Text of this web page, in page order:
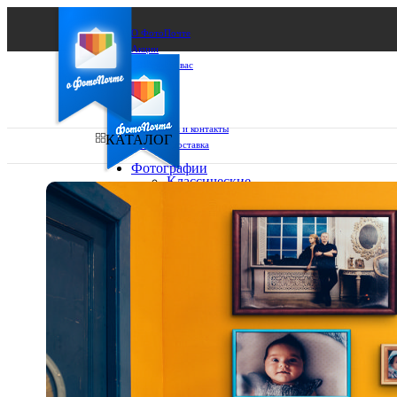
О ФотоПочте
Акции
Сделаем за вас
Бизнесу
FAQ
Франшиза
Поддержка и контакты
Оплата и доставка
Ваш город:
Выберите из списка:
КАТАЛОГ
Фотографии
Классические
10х10
10х15
13х18
15х15
30х30
30х40